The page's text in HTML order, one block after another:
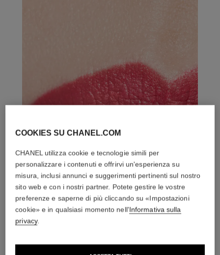
COOKIES SU CHANEL.COM
CHANEL utilizza cookie e tecnologie simili per
personalizzare i contenuti e offrirvi un'esperienza su
misura, inclusi annunci e suggerimenti pertinenti sul nostro
sito web e con i nostri partner. Potete gestire le vostre
preferenze e saperne di più cliccando su «Impostazioni
cookie» e in qualsiasi momento nell'Informativa sulla
privacy.